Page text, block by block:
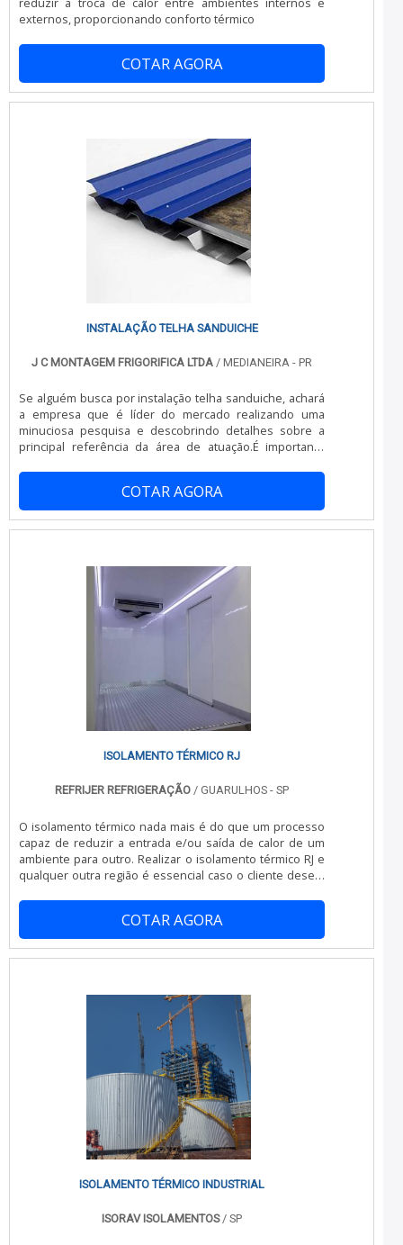
EMPRESANa Realtruck as melhores opções sempre
estão à disposição quando se procura soluções para
refrigeração para transporte. A empresa oferece
opções como instalação e manutenção de aparelho de
refrigeração para transporte e isolamento térmico e
revestimento térmico com ótima qualidade e
um atendimento cuidadoso e que busca a satisfação do
cliente. A Realtruck é uma empresa que tem feito a
diferença no mercado por toda seriedade e qualidade, o
que garante uma entrega de excelência de ponta a
externos, proporcionando conforto térmico
COTAR AGORA
INSTALAÇÃO TELHA SANDUICHE
J C MONTAGEM FRIGORIFICA LTDA / MEDIANEIRA - PR
Se alguém busca por instalação telha sanduiche, achará
a empresa que é líder do mercado realizando uma
minuciosa pesquisa e descobrindo detalhes sobre a
principal referência da área de atuação.É importante
especializadas. Esse tipo de cuidado ajuda a garantir a
qualidade e assertividade do serviço, além de evitar
prejuízos com imprevistos e execuções mal elaboradas.
Assim, é possível poupar gastos
instalação telha sanduiche em uma empresa segura,
encontra na internet a JC Montagem Frigorífica.
Especializada em montagem de câmaras frigoríficas e
instalação de portas frigoríficas, a organização garante o
serviços com ótima qualidade e precisão, detalhes que
passam despercebidos e podem gerar prejuízo futuros
para os clientes.Existem muitas formas diferentes de
atuação. Os motivos pelos quais a JC Montagem
instalação telha sanduiche: Comprometida com os
Inovadora; Segura. A EMPRESA MAIS QUALIFICADA DO
SEGMENTONa JC Montagem Frigorífica é possível
encontrar a solução para quem busca instalação telha
sanduiche. São diversas opções disponibilizadas, como
montagem de câmaras frigoríficas e instalação de portas
frigoríficas.É conhecida por ser comprometida com os
serviços e segura, padrões possíveis por contar com
escritório de alta qualidade onde são realizadas as
atividades e experiência única no mercado de 40 anos
dedicados, garante uma entrega de excelência de ponta
a ponta. Aproveite a visita para acessar o site e saber
mais sobre a empresa, os serviços e os produtos!
COTAR AGORA
ISOLAMENTO TÉRMICO RJ
REFRIJER REFRIGERAÇÃO / GUARULHOS - SP
O isolamento térmico nada mais é do que um processo
capaz de reduzir a entrada e/ou saída de calor de um
ambiente para outro. Realizar o isolamento térmico RJ e
qualquer outra região é essencial caso o cliente deseje
segurança, comodidade e conservação, com a certeza
de que elas chegarão ao destino final em perfeito
estado.Informações sobre a utilização do isolamento
térmicoÉ possível fazer uso de um isolamento térmico
COTAR AGORA
ISOLAMENTO TÉRMICO INDUSTRIAL
ISORAV ISOLAMENTOS/ SP